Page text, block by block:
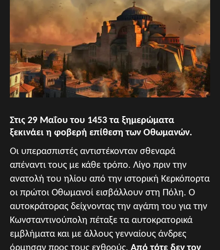
Στις 29 Μαΐου του 1453 τα ξημερώματα
ξεκινάει η φοβερή επίθεση των Οθωμανών.
Οι υπερασπιστές αντιστέκονταν σθεναρά
απέναντι τους με κάθε τρόπο. Λίγο πριν την
ανατολή του ηλίου από την ιστορική Κερκόπορτα
οι πρώτοι Οθωμανοί εισβάλλουν στη Πόλη. Ο
αυτοκράτορας δείχνοντας την αγάπη του για την
Κωνσταντινούπολη πέταξε τα αυτοκρατορικά
εμβλήματα και με άλλους γενναίους άνδρες